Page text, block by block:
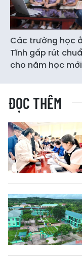
Các trường học
Tĩnh gấp rút
cho năm học mới
ĐỌC THÊM